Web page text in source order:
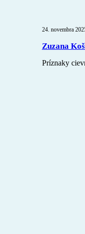
24. novembra
Zuzana
Príznaky